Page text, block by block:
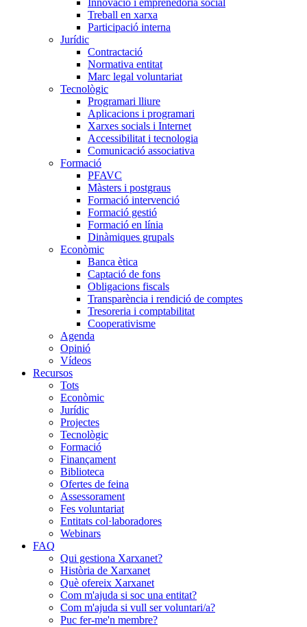
Innovació i emprenedoria social
Treball en xarxa
Participació interna
Jurídic
Contractació
Normativa entitat
Marc legal voluntariat
Tecnològic
Programari lliure
Aplicacions i programari
Xarxes socials i Internet
Accessibilitat i tecnologia
Comunicació associativa
Formació
PFAVC
Màsters i postgraus
Formació intervenció
Formació gestió
Formació en línia
Dinàmiques grupals
Econòmic
Banca ètica
Captació de fons
Obligacions fiscals
Transparència i rendició de comptes
Tresoreria i comptabilitat
Cooperativisme
Agenda
Opinió
Vídeos
Recursos
Tots
Econòmic
Jurídic
Projectes
Tecnològic
Formació
Finançament
Biblioteca
Ofertes de feina
Assessorament
Fes voluntariat
Entitats col·laboradores
Webinars
FAQ
Qui gestiona Xarxanet?
Història de Xarxanet
Què ofereix Xarxanet
Com m'ajuda si soc una entitat?
Com m'ajuda si vull ser voluntari/a?
Puc fer-me'n membre?